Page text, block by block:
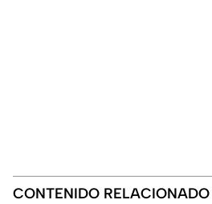
CONTENIDO RELACIONADO